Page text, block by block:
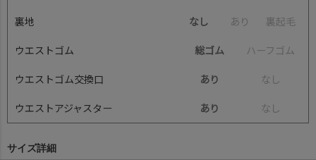
裏地 なし あ り 裏起毛
ウエストゴム 総ゴム ハーフ ゴ ム
ウエストゴム交換口 あり な し
ウエストアジャスター あり な し
サイズ詳細